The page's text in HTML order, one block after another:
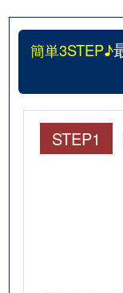
簡単3STEP♪
STEP1